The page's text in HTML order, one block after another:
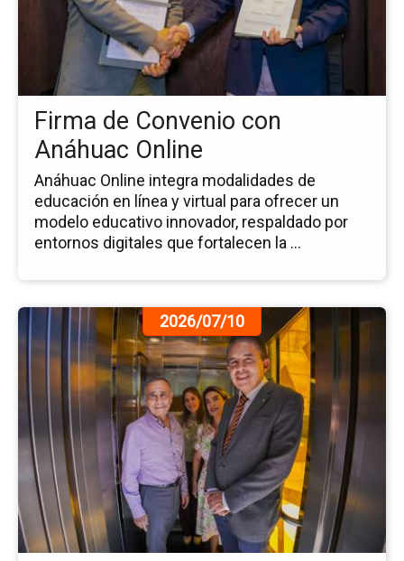
Firma de Convenio con
Anáhuac Online
Anáhuac Online integra modalidades de
educación en línea y virtual para ofrecer un
modelo educativo innovador, respaldado por
entornos digitales que fortalecen la ...
2026/07/10